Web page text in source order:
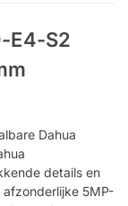
E4-S2
Dahua
details en
5MP-